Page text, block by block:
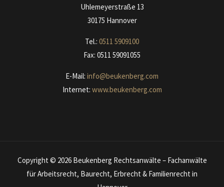
Uhlemeyerstraße 13
30175 Hannover
Tel.: 0511 5909100
Fax: 0511 59091055
E-Mail: info@beukenberg.com
Internet: www.beukenberg.com
Copyright © 2026 Beukenberg Rechtsanwälte – Fachanwälte
für Arbeitsrecht, Baurecht, Erbrecht & Familienrecht in